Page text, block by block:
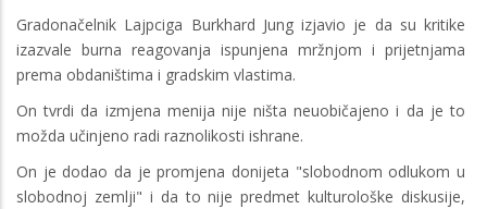
Gradonačelnik Lajpciga Burkhard Jung izjavio je da su kritike
izazvale burna reagovanja ispunjena mržnjom i prijetnjama
prema obdaništima i gradskim vlastima.
On tvrdi da izmjena menija nije ništa neuobičajeno i da je to
možda učinjeno radi raznolikosti ishrane.
On je dodao da je promjena donijeta "slobodnom odlukom u
slobodnoj zemlji" i da to nije predmet kulturološke diskusije,